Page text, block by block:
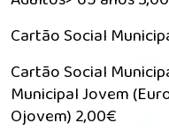
Cartão Social
Cartão Social
Municipal Jovem
Ojovem) 2,00€